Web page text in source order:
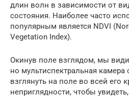
длин волн в зависимости от
состояния. Наиболее часто
популярным является NDVI
Vegetation Index).
Окинув поле взглядом, мы
но мультиспектральная
взглянуть на поле во всей его
неприглядности, чтобы